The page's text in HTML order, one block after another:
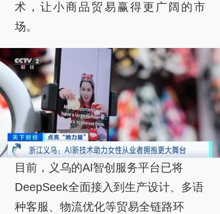
术，让小商品贸易赢得更广阔的市
场。
目前，义乌的AI智创服务平台已将
DeepSeek全面接入到生产设计、多语
种客服、物流优化等贸易全链路环